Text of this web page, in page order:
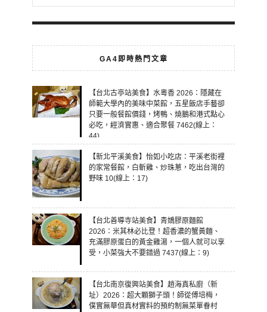
GA4即時熱門文章
【台北古亭站美食】水粵香 2026：隱藏在
師範大學內的美味中菜館，五星飯店手藝卻
只要一般餐館價錢，烤鴨、燒鵝和港式點心
必吃，經濟實惠、適合聚餐 7462(線上：
44)
【新北平溪美食】怡如小吃店：平溪老街裡
的家常餐館，白斬雞、炒珠蔥，吃出台灣的
野味 10(線上：17)
【台北善導寺站美食】青嬌膠原麵館
2026：米其林必比登！超香濃的蟹黃麵、
充滿膠原蛋白的黃金雞湯，一個人就可以享
受，小菜強大不要錯過 7437(線上：9)
【台北南京復興站美食】趙海真私廚（新
址）2026：超大顆獅子頭！師從傅培梅，
僕實無華但真材實料的預約制無菜單眷村